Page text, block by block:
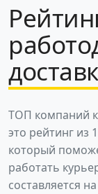
ТОП компаний
это рейтинг из
который
работать
составляется